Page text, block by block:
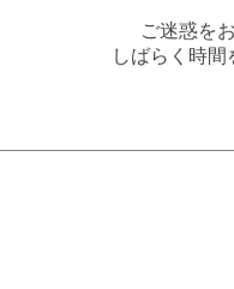
ご迷惑を
しばらく時間